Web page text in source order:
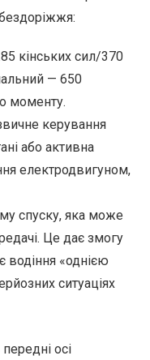
кінських сил/370
— 650
моменту.
керування
або активна
електродвигуном,
спуску, яка може
Це дає змогу
водіння «однією
ситуаціях
осі